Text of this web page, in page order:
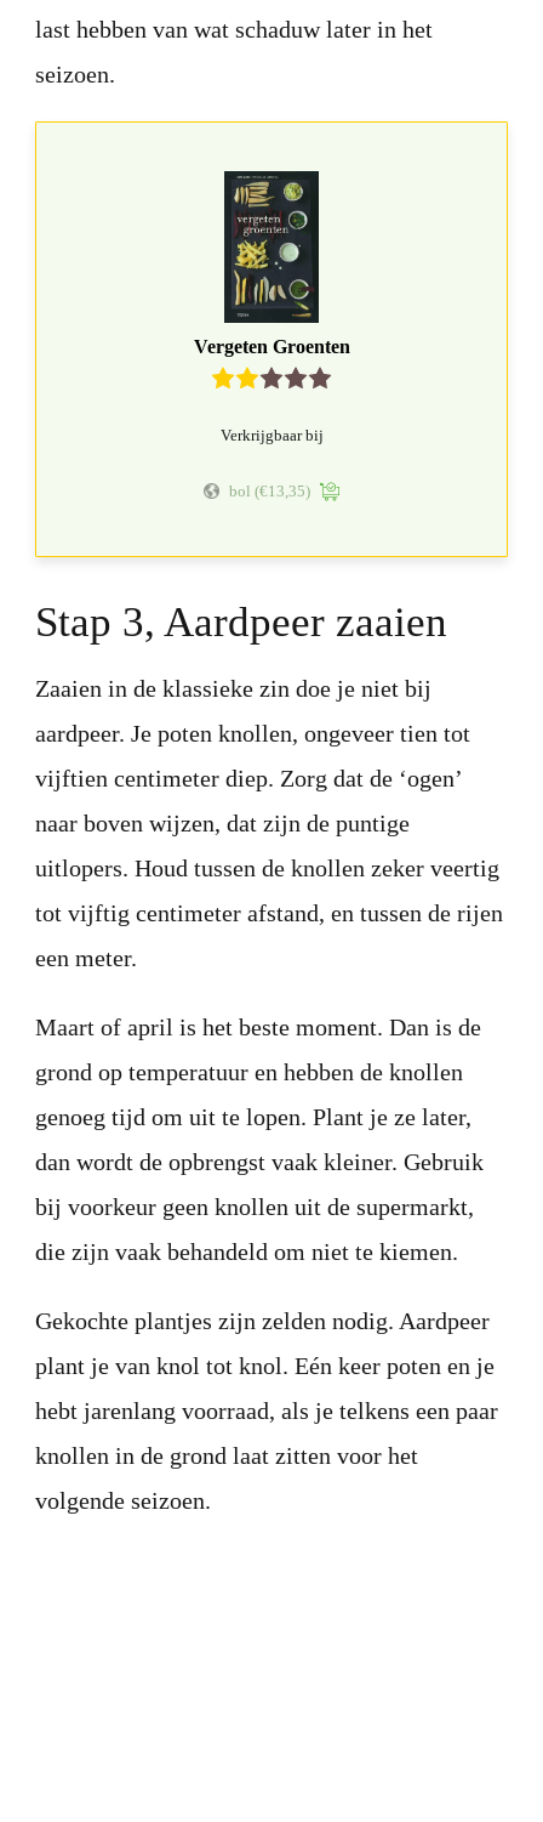
last hebben van wat schaduw later in het
seizoen.
Vergeten Groenten
Verkrijgbaar bij
bol (€13,35)
Stap 3, Aardpeer zaaien
Zaaien in de klassieke zin doe je niet bij
aardpeer. Je poten knollen, ongeveer tien tot
vijftien centimeter diep. Zorg dat de ‘ogen’
naar boven wijzen, dat zijn de puntige
uitlopers. Houd tussen de knollen zeker veertig
tot vijftig centimeter afstand, en tussen de rijen
een meter.
Maart of april is het beste moment. Dan is de
grond op temperatuur en hebben de knollen
genoeg tijd om uit te lopen. Plant je ze later,
dan wordt de opbrengst vaak kleiner. Gebruik
bij voorkeur geen knollen uit de supermarkt,
die zijn vaak behandeld om niet te kiemen.
Gekochte plantjes zijn zelden nodig. Aardpeer
plant je van knol tot knol. Eén keer poten en je
hebt jarenlang voorraad, als je telkens een paar
knollen in de grond laat zitten voor het
volgende seizoen.